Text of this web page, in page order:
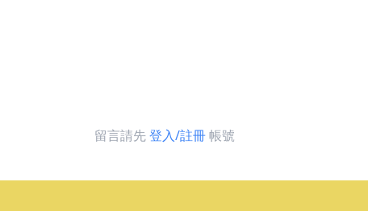
留言請先登入/註冊帳號